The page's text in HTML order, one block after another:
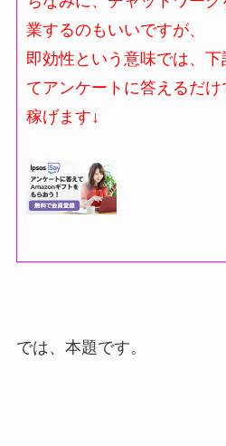
業するのもいいですが、
即効性という意味では、
てアンケートに答えるだ
稼げます↓
では、本題です。